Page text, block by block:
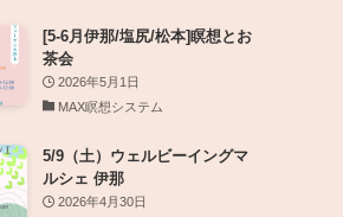
[5-6月伊那/塩尻/松本]瞑想とお
茶会
2026年5月1日
MAX瞑想システム
5/9（土）ウェルビーイングマ
ルシェ 伊那
2026年4月30日